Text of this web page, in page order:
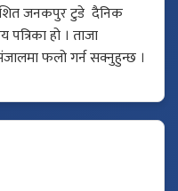
जनकपुर टुडे दैनिक
पत्रिका हो । ताजा
फलो गर्न सक्नुहुन्छ ।